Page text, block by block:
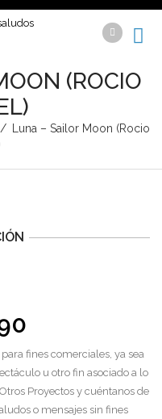
(ROCIO
/
Luna – Sailor Moon (Rocio
fines comerciales, ya sea
u otro fin asociado a lo
Proyectos y cuéntanos de
o mensajes sin fines